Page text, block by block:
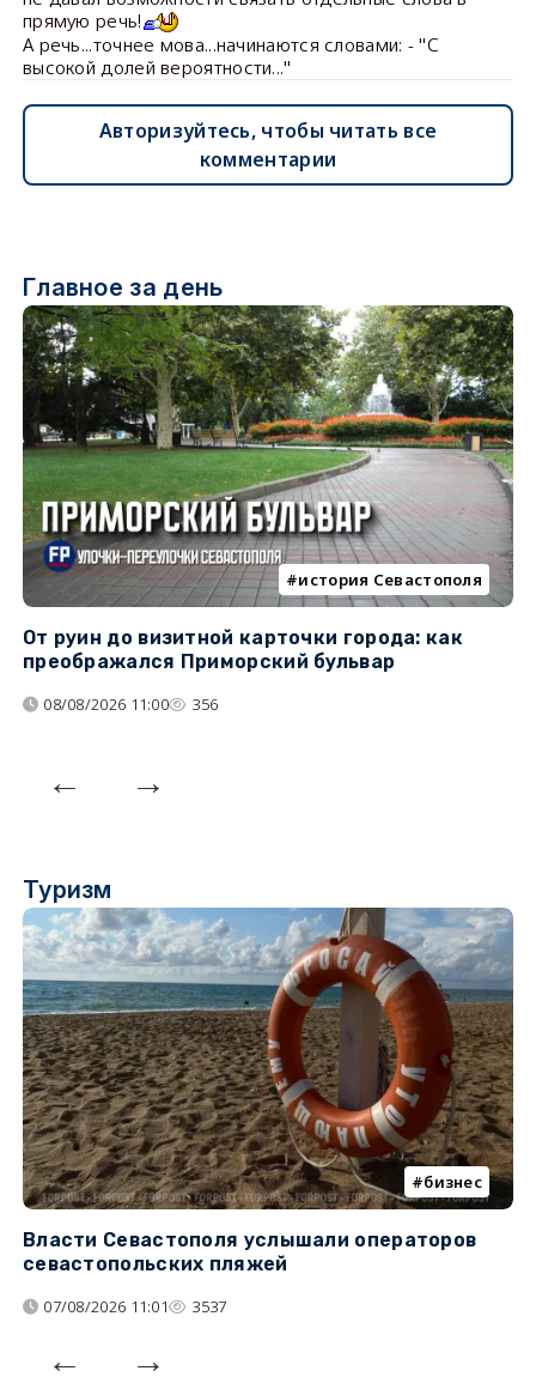
прямую речь!
А речь...точнее мова...начинаются словами: - "С
высокой долей вероятности..."
Авторизуйтесь, чтобы читать все
комментарии
Главное за день
история Севастополя
От руин до визитной карточки города: как
преображался Приморский бульвар
08/08/2026 11:00 356
Туризм
бизнес
Власти Севастополя услышали операторов
севастопольских пляжей
07/08/2026 11:01 3537